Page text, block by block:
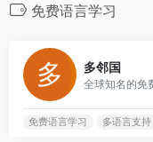
免费语言学习
多邻国
全球知名的免
免费语言学习 多语言支持